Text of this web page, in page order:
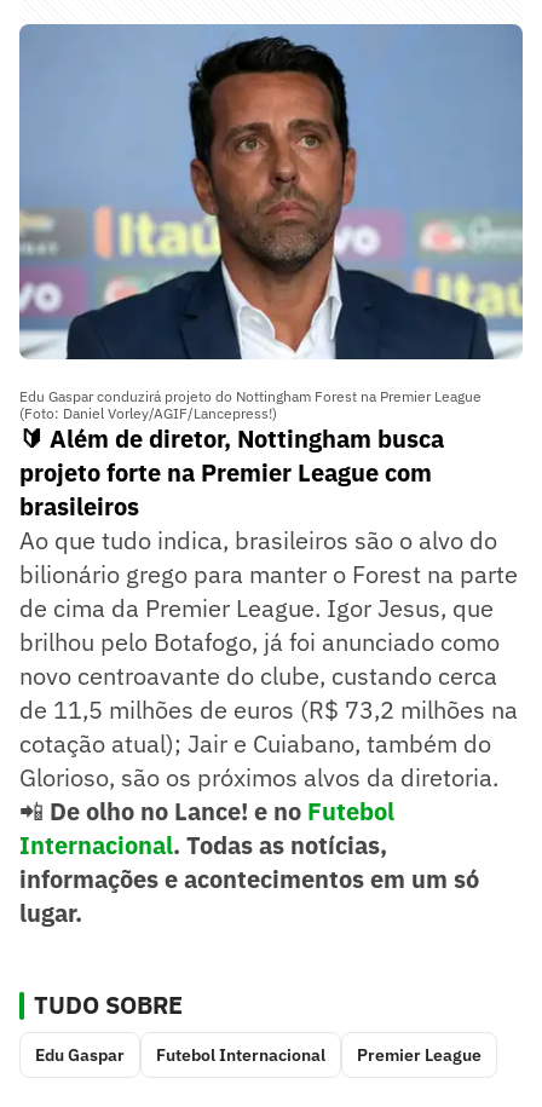
Edu Gaspar conduzirá projeto do Nottingham Forest na Premier League
(Foto: Daniel Vorley/AGIF/Lancepress!)
🔰 Além de diretor, Nottingham busca
projeto forte na Premier League com
brasileiros
Ao que tudo indica, brasileiros são o alvo do
bilionário grego para manter o Forest na parte
de cima da Premier League. Igor Jesus, que
brilhou pelo Botafogo, já foi anunciado como
novo centroavante do clube, custando cerca
de 11,5 milhões de euros (R$ 73,2 milhões na
cotação atual); Jair e Cuiabano, também do
Glorioso, são os próximos alvos da diretoria.
📲 De olho no Lance! e no Futebol
Internacional. Todas as notícias,
informações e acontecimentos em um só
lugar.
TUDO SOBRE
Edu Gaspar Futebol Internacional Premier League